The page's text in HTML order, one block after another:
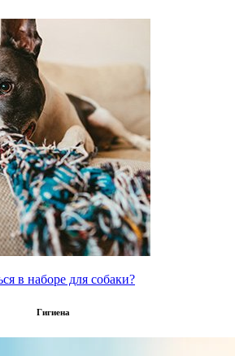
в наборе для собаки?
Гигиена